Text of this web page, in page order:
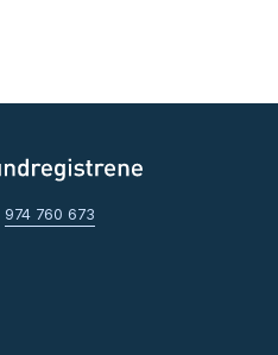
974 760 673